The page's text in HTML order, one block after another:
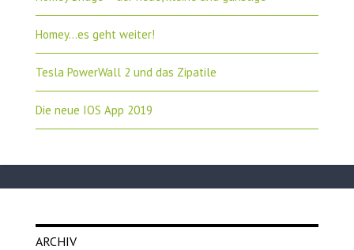
Homey…es geht weiter!
Tesla PowerWall 2 und das Zipatile
Die neue IOS App 2019
ARCHIV